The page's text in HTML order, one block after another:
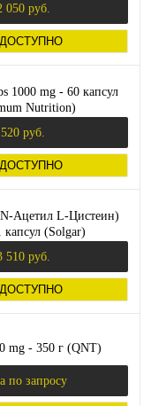
050 руб.
1000 mg - 60 капсул
Nutrition)
520 руб.
Ацетил L-Цистеин)
капсул (Solgar)
510 руб.
mg - 350 г (QNT)
по запросу